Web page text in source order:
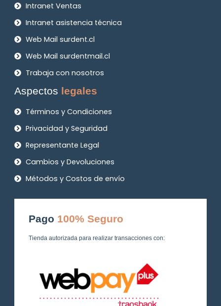
Intranet Ventas
Intranet asistencia técnica
Web Mail surdent.cl
Web Mail surdentmail.cl
Trabaja con nosotros
Aspectos legales
Términos y Condiciones
Privacidad y Seguridad
Representante Legal
Cambios y Devoluciones
Métodos y Costos de envío
Pago 100% Seguro
Tienda autorizada para realizar transacciones con: